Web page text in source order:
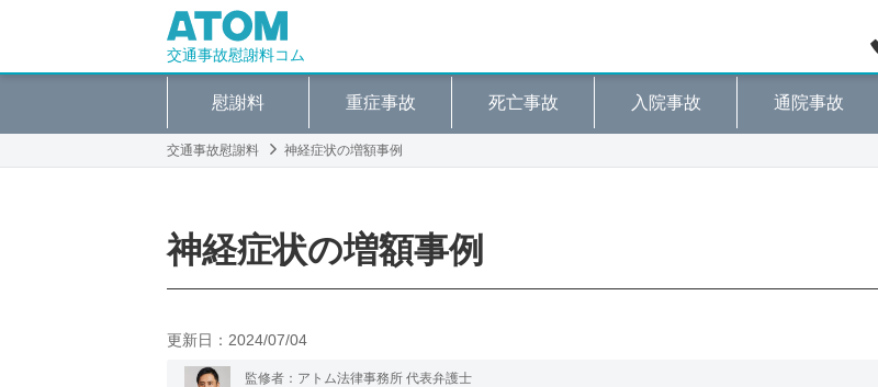
交通事故慰謝料コム
慰謝料 重症事故 死亡事故 入院事故 通院事故
交通事故慰謝料 神経症状の増額事例
神経症状の増額事例
更新日： 2024/07/04
監修者：アトム法律事務所 代表弁護士